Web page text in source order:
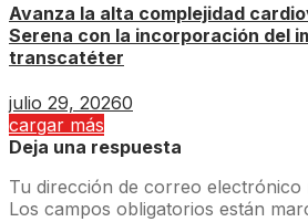
Avanza la alta complejidad
Serena con la incorporación del
transcatéter
julio 29, 20260
cargar más
Deja una respuesta
Tu dirección de correo electrónico
Los campos obligatorios están